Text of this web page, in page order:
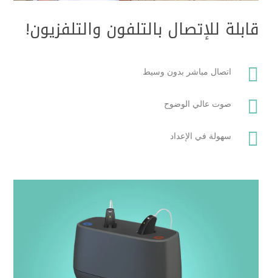
قابلة للإتصال بالتلفون والتلفزيون!
 اتصال مباشر بدون وسيط
 صوت عالي الوضوح
 سهولة في الإعداد